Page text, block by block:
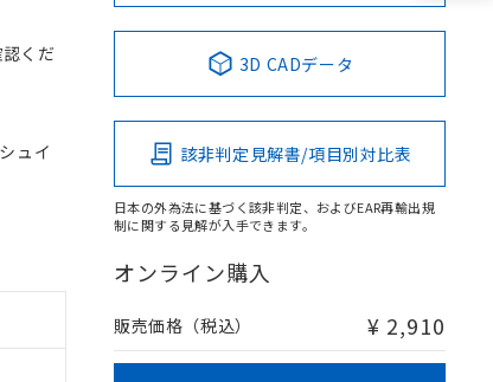
くだ
ュイ
3D CADデータ
該非判定見解書/項目別対比表
日本の外為法に基づく該非判定、およびEAR再輸出規
制に関する見解が入手できます。
オンライン購入
販売価格（税込） ¥ 2,910